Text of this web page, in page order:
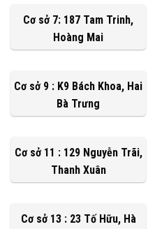
Cơ sở 7: 187 Tam Trinh,
Hoàng Mai
Cơ sở 9 : K9 Bách Khoa, Hai
Bà Trưng
Cơ sở 11 : 129 Nguyễn Trãi,
Thanh Xuân
Cơ sở 13 : 23 Tố Hữu, Hà